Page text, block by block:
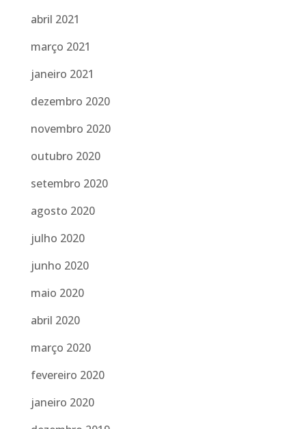
abril 2021
março 2021
janeiro 2021
dezembro 2020
novembro 2020
outubro 2020
setembro 2020
agosto 2020
julho 2020
junho 2020
maio 2020
abril 2020
março 2020
fevereiro 2020
janeiro 2020